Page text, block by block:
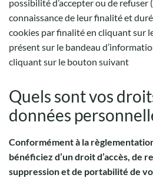
possibilité d’accepter ou de refuser
connaissance de leur finalité et
cookies par finalité en cliquant sur
présent sur le bandeau
cliquant sur le bouton suivant
Quels sont vos
données
Conformément à la
bénéficiez d’un droit d’accès, de
suppression et de portabilité de